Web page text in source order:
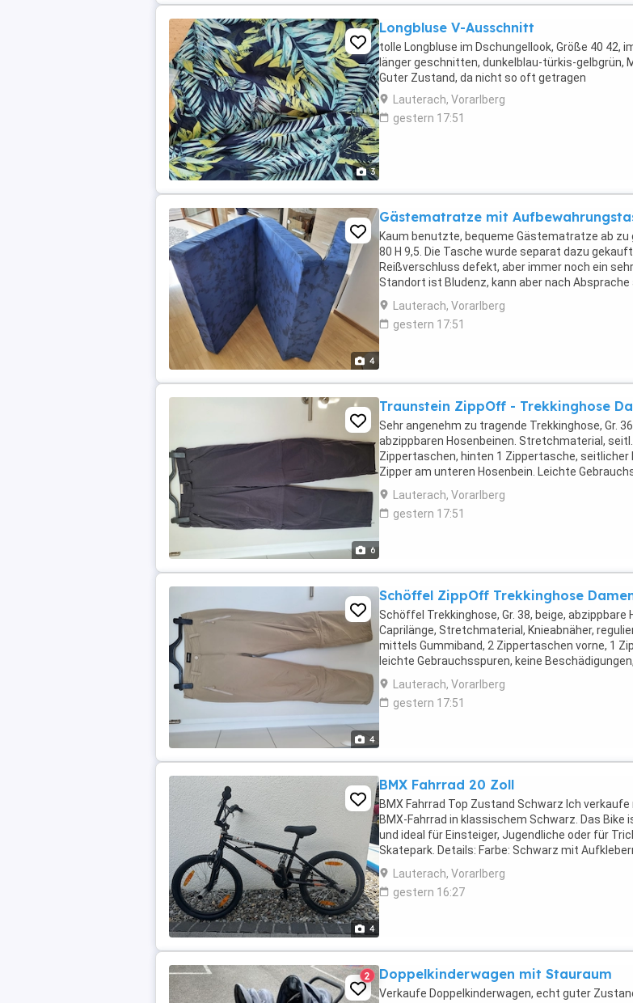
3
Longbluse V-Ausschnitt
tolle Longbluse im Dschungellook, Größe 40 42,
länger geschnitten, dunkelblau-türkis-gelbgrün,
Guter Zustand, da nicht so oft getragen
Lauterach, Vorarlberg
gestern 17:51
4
Gästematratze mit
Kaum benutzte, bequeme Gästematratze ab zu
80 H 9,5. Die Tasche wurde separat dazu
Reißverschluss defekt, aber immer noch ein
Standort ist Bludenz, kann aber nach Absprache
abgeholt werden! Privatverkauf!
Lauterach, Vorarlberg
gestern 17:51
6
Traunstein ZippOff - Trekkinghose
Sehr angenehm zu tragende Trekkinghose, Gr.
abzippbaren Hosenbeinen. Stretchmaterial,
Zippertaschen, hinten 1 Zippertasche, seitlicher
Zipper am unteren Hosenbein. Leichte
Beschädigungen! Probieren lohnt sich!
Lauterach, Vorarlberg
gestern 17:51
4
Schöffel ZippOff Trekkinghose
Schöffel Trekkinghose, Gr. 38, beige, abzippbare
Caprilänge, Stretchmaterial, Knieabnäher,
mittels Gummiband, 2 Zippertaschen vorne, 1
leichte Gebrauchsspuren, keine
Probieren lohnt sich! Privatverkauf, ...
Lauterach, Vorarlberg
gestern 17:51
4
BMX Fahrrad 20 Zoll
BMX Fahrrad Top Zustand Schwarz Ich
BMX-Fahrrad in klassischem Schwarz. Das
und ideal für Einsteiger, Jugendliche oder für
Skatepark. Details: Farbe: Schwarz mit
Rahmen Pegs (Stunt-Achsen) vorne ...
Lauterach, Vorarlberg
gestern 16:27
2 Doppelkinderwagen mit Stauraum
Verkaufe Doppelkinderwagen, echt guter